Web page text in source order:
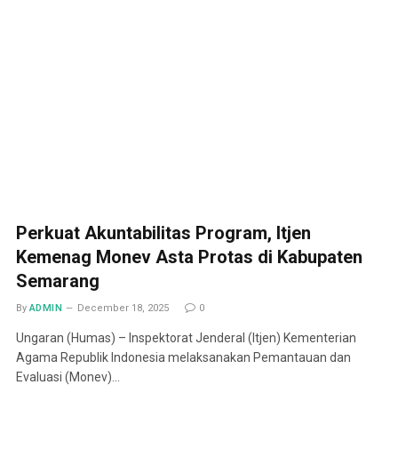
Perkuat Akuntabilitas Program, Itjen
Kemenag Monev Asta Protas di Kabupaten
Semarang
By ADMIN December 18, 2025 0
Ungaran (Humas) – Inspektorat Jenderal (Itjen) Kementerian
Agama Republik Indonesia melaksanakan Pemantauan dan
Evaluasi (Monev)…